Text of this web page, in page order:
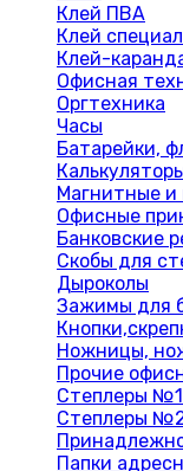
Клей ПВА
Клей
Клей-
Офисная
Оргтехника
Часы
Батарейки,
Магнитные и
Офисные
Банковские
Скобы для
Дыроколы
Зажимы для
Ножницы,
Прочие
Степлеры
Степлеры
Папки